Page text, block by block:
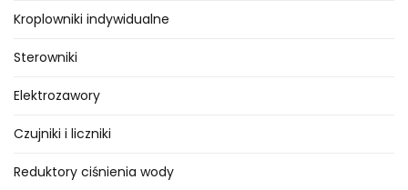
Kroplowniki indywidualne
Sterowniki
Elektrozawory
Czujniki i liczniki
Reduktory ciśnienia wody